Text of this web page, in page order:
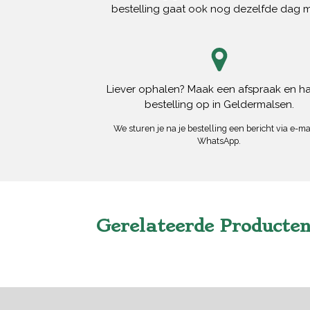
bestelling gaat ook nog dezelfde dag
Liever ophalen? Maak een afspraak en
bestelling op in Geldermalsen.
We sturen je na je bestelling een bericht via e-
WhatsApp.
Gerelateerde